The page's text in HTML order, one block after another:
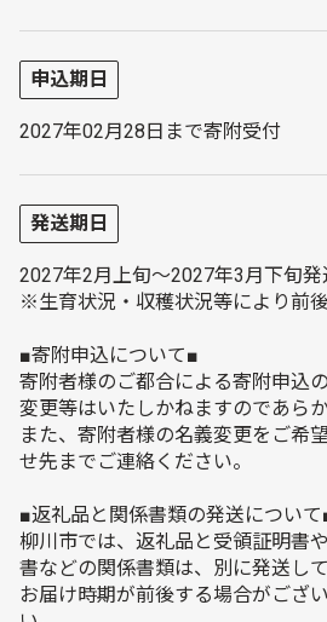
申込期日
2027年02月28日まで寄附受付
発送期日
2027年2月上旬～2027年3月下旬発
※生育状況・収穫状況等により前後
■寄附申込について■
寄附者様のご都合による寄附申込
変更等はいたしかねますのであら
また、寄附者様の名義変更をご希
せ先までご連絡ください。
■返礼品と関係書類の発送について
柳川市では、返礼品と受領証明書
書などの関係書類は、別に発送して
お届け時期が前後する場合がござ